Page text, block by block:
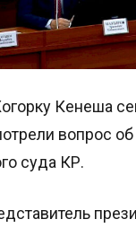
Кенеша
вопрос
суда КР.